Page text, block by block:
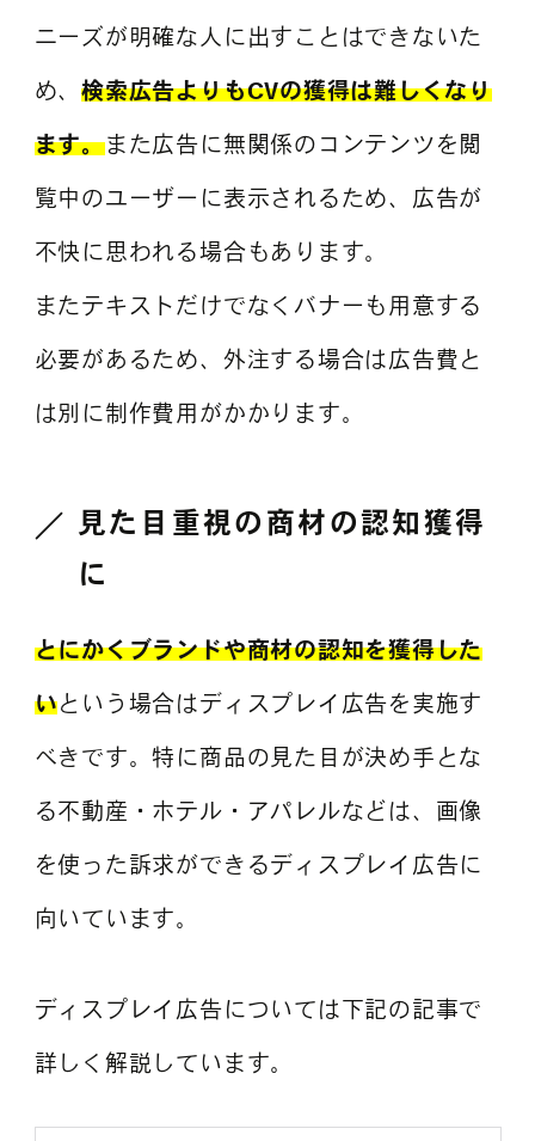
ニーズが明確な人に出すことはできないた
め、検索広告よりもCVの獲得は難しくなり
ます。また広告に無関係のコンテンツを閲
覧中のユーザーに表示されるため、広告が
不快に思われる場合もあります。
またテキストだけでなくバナーも用意する
必要があるため、外注する場合は広告費と
は別に制作費用がかかります。
見た目重視の商材の認知獲得
に
とにかくブランドや商材の認知を獲得した
いという場合はディスプレイ広告を実施す
べきです。特に商品の見た目が決め手とな
る不動産・ホテル・アパレルなどは、画像
を使った訴求ができるディスプレイ広告に
向いています。
ディスプレイ広告については下記の記事で
詳しく解説しています。